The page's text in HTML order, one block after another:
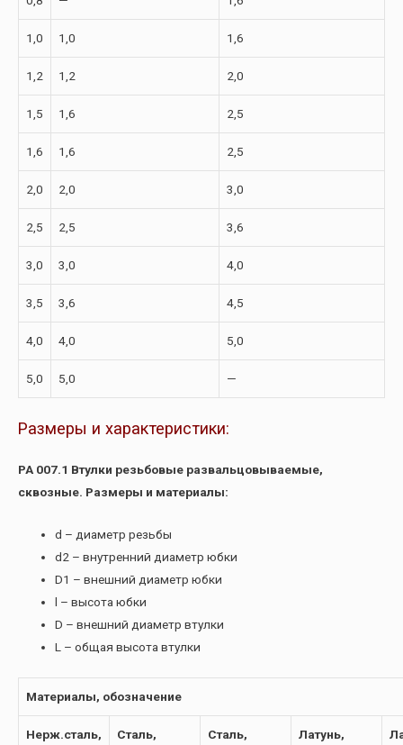
1,0 1,0 1,6
1,2 1,2 2,0
1,5 1,6 2,5
1,6 1,6 2,5
2,0 2,0 3,0
2,5 2,5 3,6
3,0 3,0 4,0
3,5 3,6 4,5
4,0 4,0 5,0
5,0 5,0 —
Размеры и характеристики:
РА 007.1 Втулки резьбовые развальцовываемые,
сквозные. Размеры и материалы:
d – диаметр резьбы
d2 – внутренний диаметр юбки
D1 – внешний диаметр юбки
l – высота юбки
D – внешний диаметр втулки
L – общая высота втулки
Материалы, обозначение
Нерж.сталь, Сталь, Сталь, Латунь,